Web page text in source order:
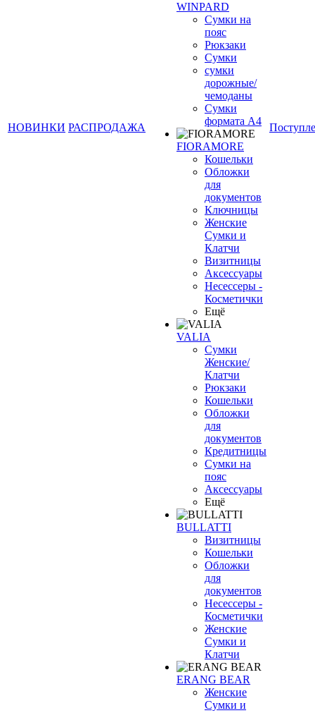
НОВИНКИ РАСПРОДАЖА
WINPARD
Сумки на
пояс
Рюкзаки
Сумки
сумки
дорожные/
чемоданы
Сумки
формата А4
FIORAMORE
Кошельки
Обложки
для
документов
Ключницы
Женские
Сумки и
Клатчи
Визитницы
Аксессуары
Несессеры -
Косметички
Ещё
VALIA
Сумки
Женские/
Клатчи
Рюкзаки
Кошельки
Обложки
для
документов
Кредитницы
Сумки на
пояс
Аксессуары
Ещё
BULLATTI
Визитницы
Кошельки
Обложки
для
документов
Несессеры -
Косметички
Женские
Сумки и
Клатчи
ERANG BEAR
Женские
Сумки и